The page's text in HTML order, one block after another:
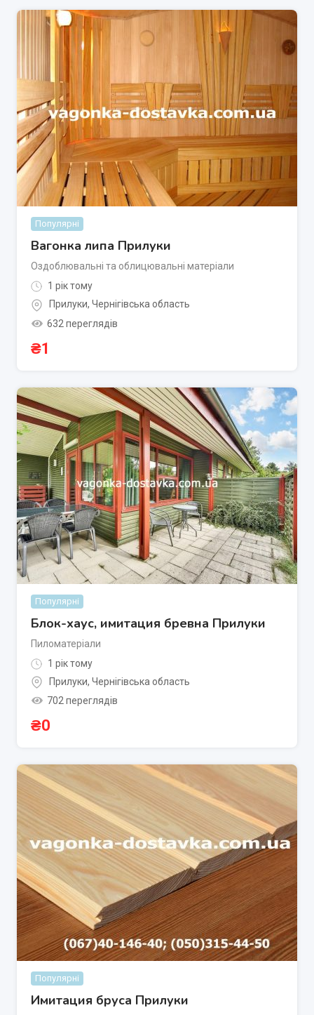
Популярні
Вагонка липа Прилуки
Оздоблювальні та облицювальні матеріали
1 рік тому
Прилуки, Чернігівська область
632 переглядів
₴1
Популярні
Блок-хаус, имитация бревна Прилуки
Пиломатеріали
1 рік тому
Прилуки, Чернігівська область
702 переглядів
₴0
Популярні
Имитация бруса Прилуки